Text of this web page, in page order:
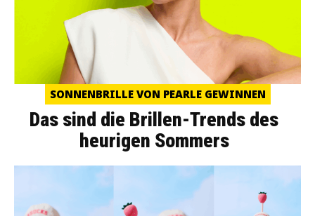
SONNENBRILLE VON PEARLE GEWINNEN
Das sind die Brillen-Trends des
heurigen Sommers